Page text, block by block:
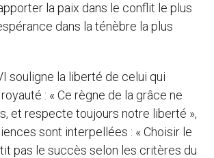
la paix dans le conflit le plus
dans la ténèbre la plus
souligne la liberté de celui qui
: « Ce règne de la grâce ne
et respecte toujours notre liberté »,
sont interpellées : « Choisir le
pas le succès selon les critères du